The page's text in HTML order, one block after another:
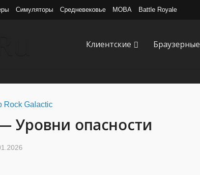
Симуляторы Средневековье MOBA Battle Royale
Клиентские Браузерные
Rock Galactic
Уровни опасности